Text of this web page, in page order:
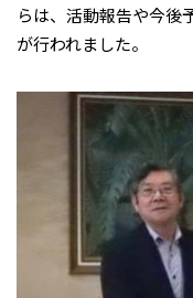
らは、活動報告や今後
が行われました。